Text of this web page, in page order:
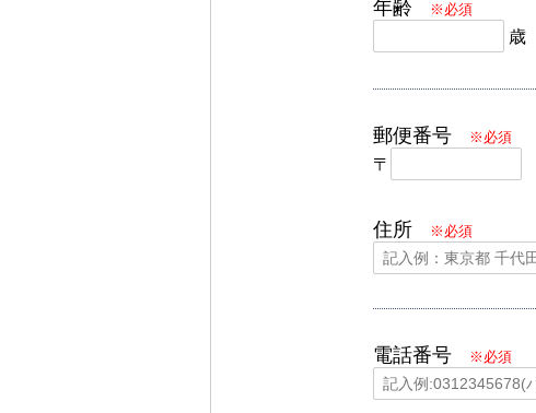
年齢 ※必須
歳
郵便番号 ※必須
〒
住所 ※必須
電話番号 ※必須